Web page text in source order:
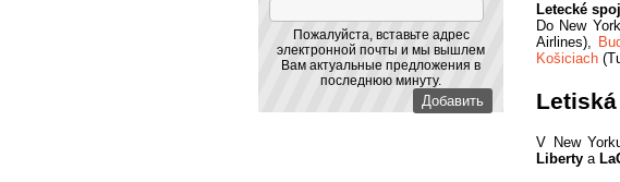
Letecké
Do New
Airlines),
Košiciach
Letiská
V New
Liberty a
Пожалуйста, вставьте адрес
электронной почты и мы вышлем
Вам актуальные предложения в
последнюю минуту.